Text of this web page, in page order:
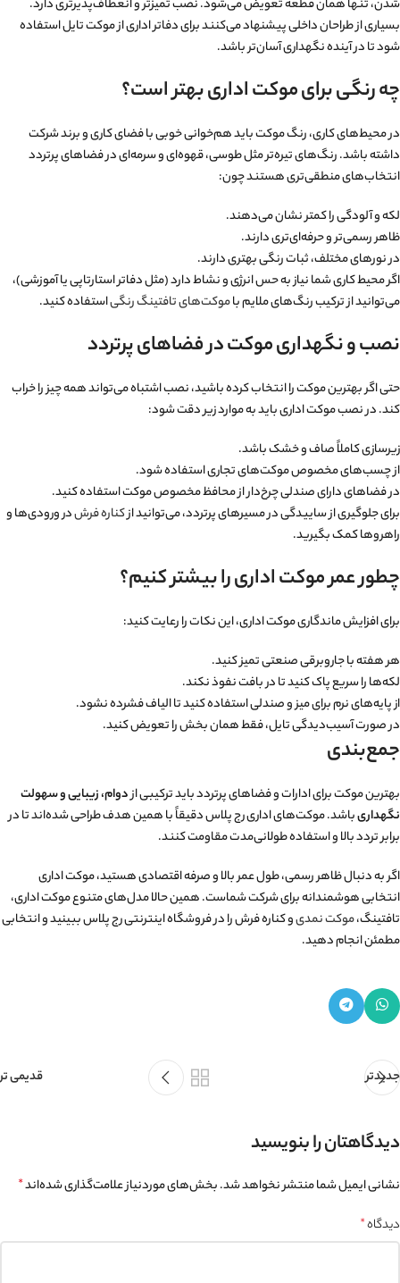
شدن، تنها همان قطعه تعویض می‌شود. نصب تمیزتر و انعطاف‌پذیرتری دارد.
بسیاری از طراحان داخلی پیشنهاد می‌کنند برای دفاتر اداری از موکت تایل استفاده
شود تا در آینده نگهداری آسان‌تر باشد.
چه رنگی برای موکت اداری بهتر است؟
در محیط‌های کاری، رنگ موکت باید هم‌خوانی خوبی با فضای کاری و برند شرکت
داشته باشد. رنگ‌های تیره‌تر مثل طوسی، قهوه‌ای و سرمه‌ای در فضاهای پرتردد
انتخاب‌های منطقی‌تری هستند چون:
لکه و آلودگی را کمتر نشان می‌دهند.
ظاهر رسمی‌تر و حرفه‌ای‌تری دارند.
در نورهای مختلف، ثبات رنگی بهتری دارند.
اگر محیط کاری شما نیاز به حس انرژی و نشاط دارد (مثل دفاتر استارتاپی یا آموزشی)،
می‌توانید از ترکیب رنگ‌های ملایم باموکت‌های تافتینگ رنگیاستفاده کنید.
نصب و نگهداری موکت در فضاهای پرتردد
حتی اگر بهترین موکت را انتخاب کرده باشید، نصب اشتباه می‌تواند همه چیز را خراب
کند. در نصب موکت اداری باید به موارد زیر دقت شود:
زیرسازی کاملاً صاف و خشک باشد.
از چسب‌های مخصوص موکت‌های تجاری استفاده شود.
در فضاهای دارای صندلی چرخ‌دار از محافظ مخصوص موکت استفاده کنید.
برای جلوگیری از ساییدگی در مسیرهای پرتردد، می‌توانید ازکناره فرشدر ورودی‌ها و
راهروها کمک بگیرید.
چطور عمر موکت اداری را بیشتر کنیم؟
برای افزایش ماندگاری موکت اداری، این نکات را رعایت کنید:
هر هفته با جاروبرقی صنعتی تمیز کنید.
لکه‌ها را سریع پاک کنید تا در بافت نفوذ نکند.
از پایه‌های نرم برای میز و صندلی استفاده کنید تا الیاف فشرده نشود.
در صورت آسیب‌دیدگی تایل، فقط همان بخش را تعویض کنید.
جمع‌بندی
بهترین موکت برای ادارات و فضاهای پرتردد باید ترکیبی ازدوام، زیبایی و سهولت
نگهداریباشد. موکت‌های اداری رج پلاس دقیقاً با همین هدف طراحی شده‌اند تا در
برابر تردد بالا و استفاده طولانی‌مدت مقاومت کنند.
اگر به دنبال ظاهر رسمی، طول عمر بالا و صرفه اقتصادی هستید، موکت اداری
انتخابی هوشمندانه برای شرکت شماست. همین حالا مدل‌های متنوع موکت اداری،
تافتینگ،موکت نمدیو کناره فرش را در فروشگاه اینترنتی رج پلاس ببینید و انتخابی
مطمئن انجام دهید.
جدیدتر قدیمی تر
دیدگاهتان را بنویسید
نشانی ایمیل شما منتشر نخواهد شد.بخش‌های موردنیاز علامت‌گذاری شده‌اند*
دیدگاه*